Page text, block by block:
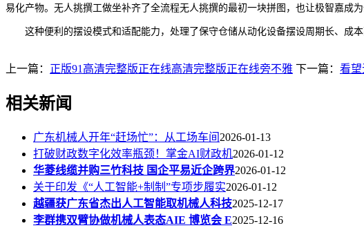
易化产物。无人挑撰工做坐补齐了全流程无人挑撰的最初一块拼图，也让极智嘉成
这种便利的摆设模式和适配能力，处理了保守仓储从动化设备摆设周期长、成本
上一篇： 正版91高清完整版正在线高清完整版正在线旁不雅 下一篇： 看望
相关新闻
广东机械人开年“赶场忙”：从工场车间 2026-01-13
打破财政数字化效率瓶颈！掌金AI财政机2026-01-12
华菱线缆并购三竹科技 国企平易近企跨界2026-01-12
关于印发《“人工智能+制制”专项步履实2026-01-12
越疆获广东省杰出人工智能取机械人科技2025-12-17
李群携双臂协做机械人表态AIE 博览会 E2025-12-16